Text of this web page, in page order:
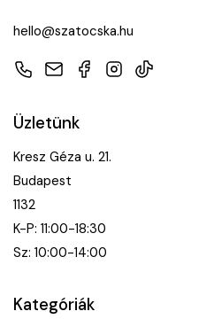
hello@szatocska.hu
TelefonE-mailFacebook
Instagram
TikTok
Üzletünk
Kresz Géza u. 21.
Budapest
1132
K-P: 11:00-18:30
Sz: 10:00-14:00
Kategóriák